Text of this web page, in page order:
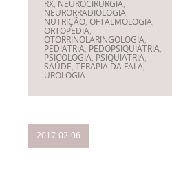
RX, NEUROCIRURGIA,
NEURORRADIOLOGIA,
NUTRIÇÃO, OFTALMOLOGIA,
ORTOPEDIA,
OTORRINOLARINGOLOGIA,
PEDIATRIA, PEDOPSIQUIATRIA,
PSICOLOGIA, PSIQUIATRIA,
SAÚDE, TERAPIA DA FALA,
UROLOGIA
2017-02-06